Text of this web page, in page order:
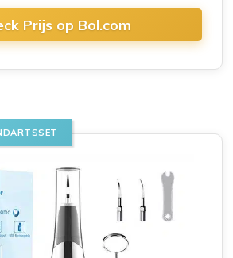
Prijs op Bol.com